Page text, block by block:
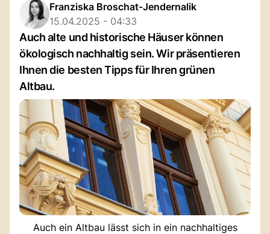
Franziska Broschat-Jendernalik
15.04.2025 - 04:33
Auch alte und historische Häuser können
ökologisch nachhaltig sein. Wir präsentieren
Ihnen die besten Tipps für Ihren grünen
Altbau.
Auch ein Altbau lässt sich in ein nachhaltiges